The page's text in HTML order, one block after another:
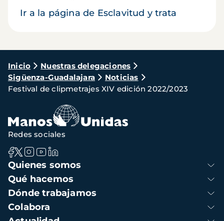
Ir a la página de Esclavitud y trata
Ruta
de
navegación
Inicio
Nuestras delegaciones
Sigüenza-Guadalajara
Noticias
Festival de clipmetrajes XIV edición 2022/2023
Navegación
principal
Quienes somos
Qué hacemos
Dónde trabajamos
Colabora
Redes sociales